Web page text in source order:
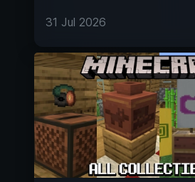
31 Jul 2026